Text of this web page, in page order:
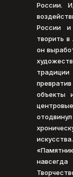
России.
России
творить
он
объекты